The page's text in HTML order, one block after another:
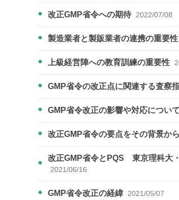
改正GMP省令への期待 2022/07/08
製造業者と製販業者の連携の重要性
上級経営陣への教育訓練の重要性
GMP省令の改正点に関連する査察
GMP省令改正の影響や対応につい
改正GMP省令の要点をその背景か
改正GMP省令とPQS 東京理科大
2021/06/16
GMP省令改正の経緯 2021/05/07